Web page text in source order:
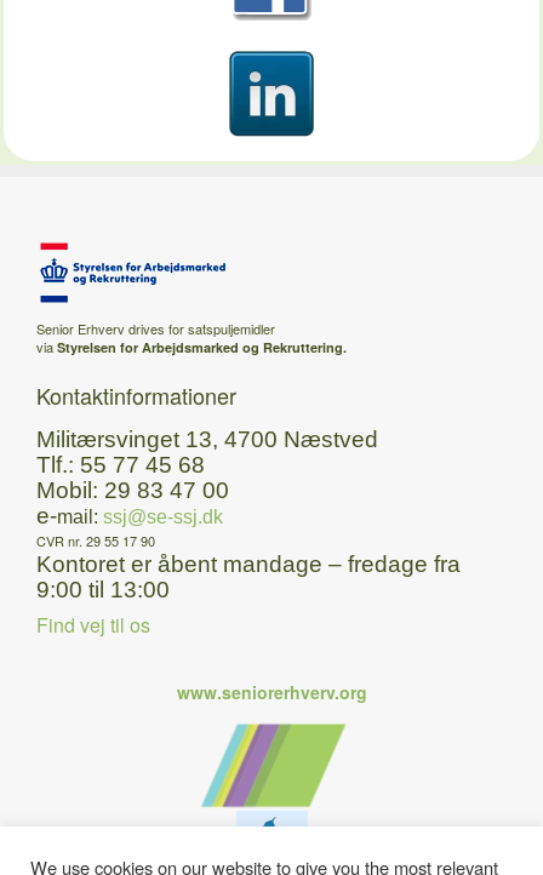
Senior Erhverv drives for satspuljemidler
via Styrelsen for Arbejdsmarked og Rekruttering.
Kontaktinformationer
Militærsvinget 13, 4700 Næstved
Tlf.: 55 77 45 68
Mobil: 29 83 47 00
e-mail: ssj@se-ssj.dk
CVR nr. 29 55 17 90
Kontoret er åbent mandage – fredage fra
9:00 til 13:00
Find vej til os
www.seniorerhverv.org
We use cookies on our website to give you the most relevant